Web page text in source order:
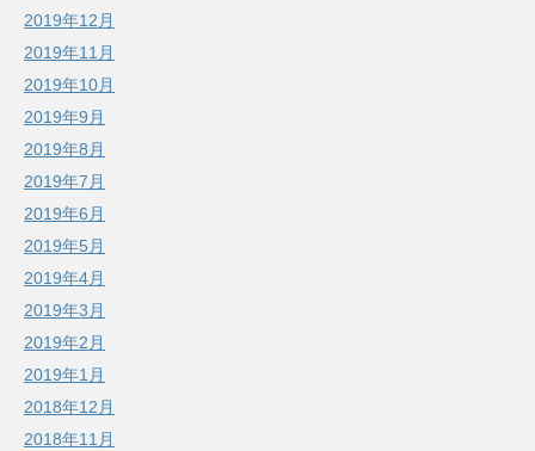
2019年12月
2019年11月
2019年10月
2019年9月
2019年8月
2019年7月
2019年6月
2019年5月
2019年4月
2019年3月
2019年2月
2019年1月
2018年12月
2018年11月